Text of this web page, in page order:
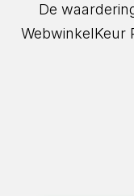
De
WebwinkelKeur